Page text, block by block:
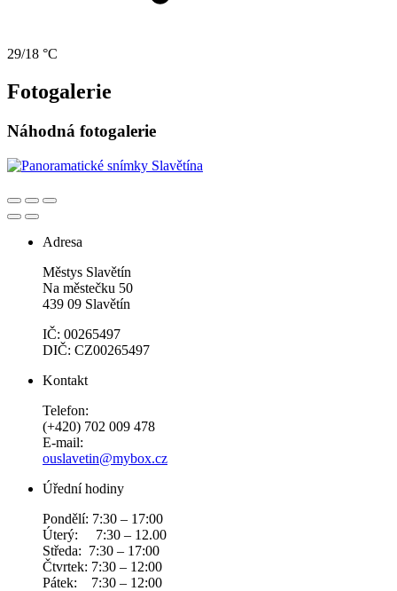
29/18 °C
Fotogalerie
Náhodná fotogalerie
Adresa
Městys Slavětín
Na městečku 50
439 09 Slavětín
IČ: 00265497
DIČ: CZ00265497
Kontakt
Telefon:
(+420) 702 009 478
E-mail:
ouslavetin@mybox.cz
Úřední hodiny
Pondělí: 7:30 – 17:00
Úterý: 7:30 – 12.00
Středa: 7:30 – 17:00
Čtvrtek: 7:30 – 12:00
Pátek: 7:30 – 12:00